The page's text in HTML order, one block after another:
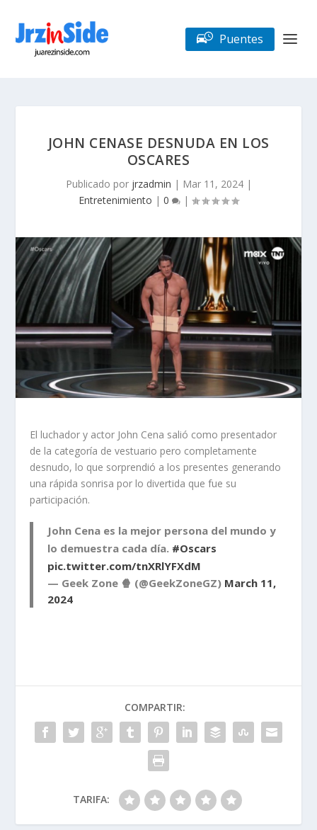
Puentes
JOHN CENASE DESNUDA EN LOS
OSCARES
Publicado por jrzadmin | Mar 11, 2024|
Entretenimiento | 0 |
El luchador y actor John Cena salió como presentador
de la categoría de vestuario pero completamente
desnudo, lo que sorprendió a los presentes generando
una rápida sonrisa por lo divertida que fue su
participación.
John Cena es la mejor persona del mundo y
lo demuestra cada día. #Oscars
pic.twitter.com/tnXRlYFXdM
— Geek Zone 🍿 (@GeekZoneGZ) March 11,
2024
COMPARTIR:
TARIFA: